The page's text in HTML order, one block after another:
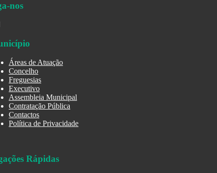
nos
Áreas de Atuação
Concelho
Freguesias
Executivo
Assembleia Municipal
Contratação Pública
Contactos
Política de Privacidade
Rápidas